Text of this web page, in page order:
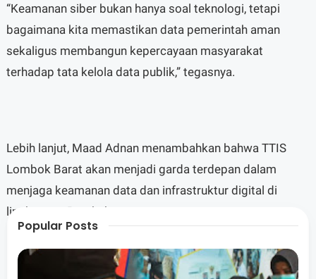
“Keamanan siber bukan hanya soal teknologi, tetapi
bagaimana kita memastikan data pemerintah aman
sekaligus membangun kepercayaan masyarakat
terhadap tata kelola data publik,” tegasnya.
Lebih lanjut, Maad Adnan menambahkan bahwa TTIS
Lombok Barat akan menjadi garda terdepan dalam
menjaga keamanan data dan infrastruktur digital di
lingkungan Pemkab.
Popular Posts